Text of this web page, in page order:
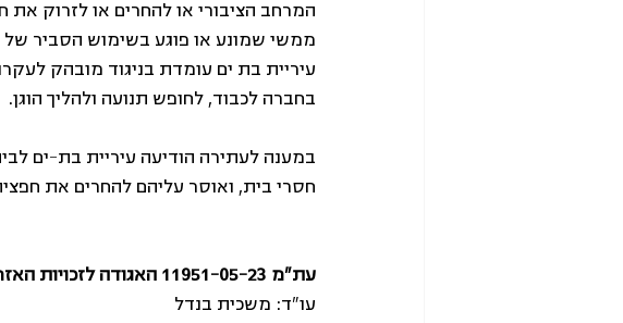
המרחב הציבורי או להחרים או לזרוק
ממשי שמונע או פוגע בשימוש הסביר של
עיריית בת ים עומדת בניגוד מובהק
בחברה לכבוד, לחופש תנועה ולהליך הוגן.
במענה לעתירה הודיעה עיריית בת-ים
חסרי בית, ואוסר עליהם להחרים את
עת"מ 11951-05-23 האגודה לזכויות האזרח בישראל נ' ראש עיריית בת-ים, צביקה ברוט
עו"ד: משכית בנדל